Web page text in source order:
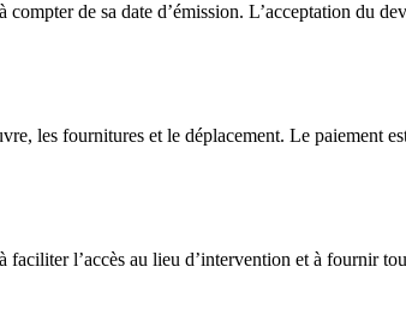
de sa date d’émission. L’acceptation du
les fournitures et le déplacement. Le paiement
l’accès au lieu d’intervention et à fournir